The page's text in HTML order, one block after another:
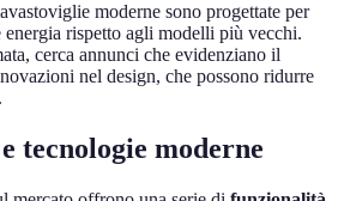
moderne sono progettate per
energia rispetto agli modelli più vecchi.
cerca annunci che evidenziano il
nel design, che possono ridurre
tecnologie moderne